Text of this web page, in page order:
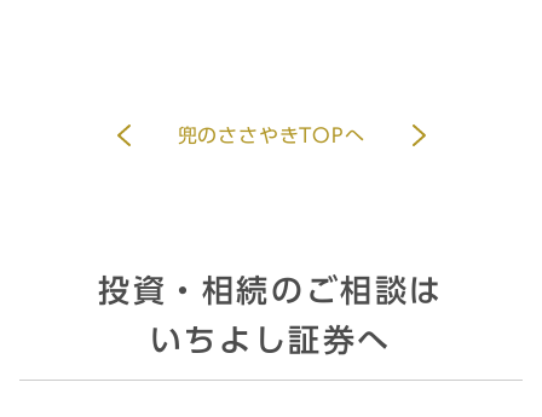
兜のささやきTOPへ
投資・相続のご相談は
いちよし証券へ